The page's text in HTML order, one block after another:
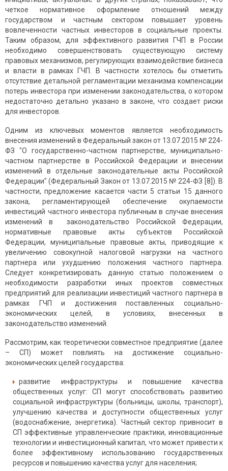
четкое нормативное оформление отношений между
государством и частным сектором повышает уровень
вовлеченности частных инвесторов в социальные проекты.
Таким образом, для эффективного развития ГЧП в России
необходимо совершенствовать существующую систему
правовых механизмов, регулирующих взаимодействие бизнеса
и власти в рамках ГЧП. В частности хотелось бы отметить
отсутствие детальной регламентации механизма компенсации
потерь инвестора при изменении законодательства, о котором
недостаточно детально указано в законе, что создает риски
для инвесторов.
Одним из ключевых моментов является необходимость
внесения изменений в Федеральный закон от 13.07.2015 № 224-
ФЗ "О государственно-частном партнерстве, муниципально-
частном партнерстве в Российской Федерации и внесении
изменений в отдельные законодательные акты Российской
Федерации" (Федеральный Закон от 13.07.2015 № 224-ФЗ [8]). В
частности, предложение касается части 5 статьи 15 данного
закона, регламентирующей обеспечение окупаемости
инвестиций частного инвестора публичным в случае внесения
изменений в законодательство Российской Федерации,
нормативные правовые акты субъектов Российской
Федерации, муниципальные правовые акты, приводящие к
увеличению совокупной налоговой нагрузки на частного
партнера или ухудшению положения частного партнера.
Следует конкретизировать данную статью положением о
необходимости разработки иных проектов совместных
предприятий для реализации инвестиций частного партнера в
рамках ГЧП и достижения поставленных социально-
экономических целей, в условиях, внесенных в
законодательство изменений.
Рассмотрим, как теоретически совместное предприятие (далее
– СП) может повлиять на достижение социально-
экономических целей государства:
развитие инфраструктуры и повышение качества
общественных услуг: СП могут способствовать развитию
социальной инфраструктуры (больницы, школы, транспорт),
улучшению качества и доступности общественных услуг
(водоснабжение, энергетика). Частный сектор привносит в
СП эффективные управленческие практики, инновационные
технологии и инвестиционный капитал, что может привести к
более эффективному использованию государственных
ресурсов и повышению качества услуг для населения;